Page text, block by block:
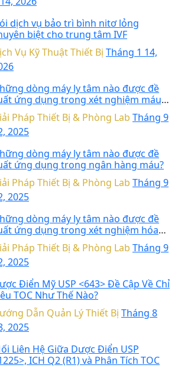
dịch vụ bảo trì bình nitơ lỏng
biệt cho trung tâm IVF
Vụ Kỹ Thuật Thiết Bị Tháng 1 14,
dòng máy ly tâm nào được đề
ứng dụng trong xét nghiệm máu,
nghiệm sinh học phân tử?
Pháp Thiết Bị & Phòng Lab Tháng 9
2025
dòng máy ly tâm nào được đề
ứng dụng trong ngân hàng máu?
Pháp Thiết Bị & Phòng Lab Tháng 9
2025
dòng máy ly tâm nào được đề
ứng dụng trong xét nghiệm hóa
lâm sàng?
Pháp Thiết Bị & Phòng Lab Tháng 9
2025
Điển Mỹ USP <643> Đề Cập Về Chỉ
TOC Như Thế Nào?
Dẫn Quản Lý Thiết Bị Tháng 8
2025
Liên Hệ Giữa Dược Điển USP
ICH Q2 (R1) và Phân Tích TOC